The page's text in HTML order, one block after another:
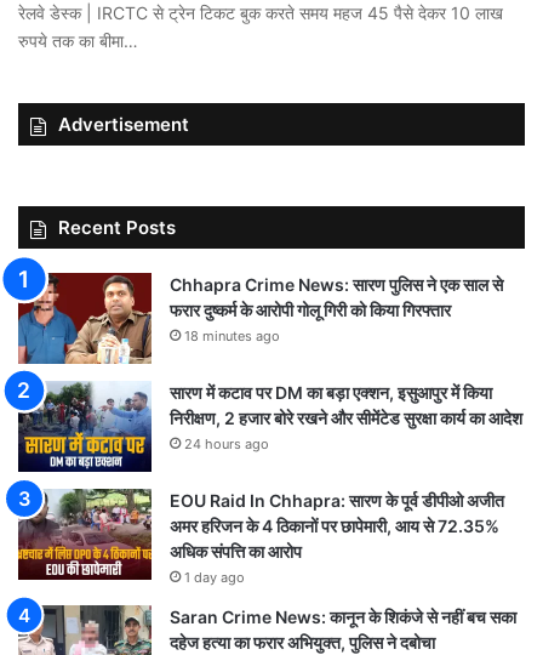
रेलवे डेस्क | IRCTC से ट्रेन टिकट बुक करते समय महज 45 पैसे देकर 10 लाख
रुपये तक का बीमा…
Advertisement
Recent Posts
Chhapra Crime News: सारण पुलिस ने एक साल से
फरार दुष्कर्म के आरोपी गोलू गिरी को किया गिरफ्तार
18 minutes ago
सारण में कटाव पर DM का बड़ा एक्शन, इसुआपुर में किया
निरीक्षण, 2 हजार बोरे रखने और सीमेंटेड सुरक्षा कार्य का आदेश
24 hours ago
EOU Raid In Chhapra: सारण के पूर्व डीपीओ अजीत
अमर हरिजन के 4 ठिकानों पर छापेमारी, आय से 72.35%
अधिक संपत्ति का आरोप
1 day ago
Saran Crime News: कानून के शिकंजे से नहीं बच सका
दहेज हत्या का फरार अभियुक्त, पुलिस ने दबोचा